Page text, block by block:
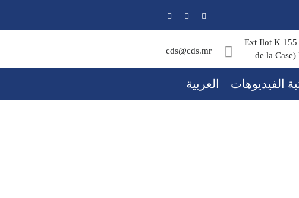
Ext Ilot K 155
de la
cds@cds.mr
الفيديوهات العربية